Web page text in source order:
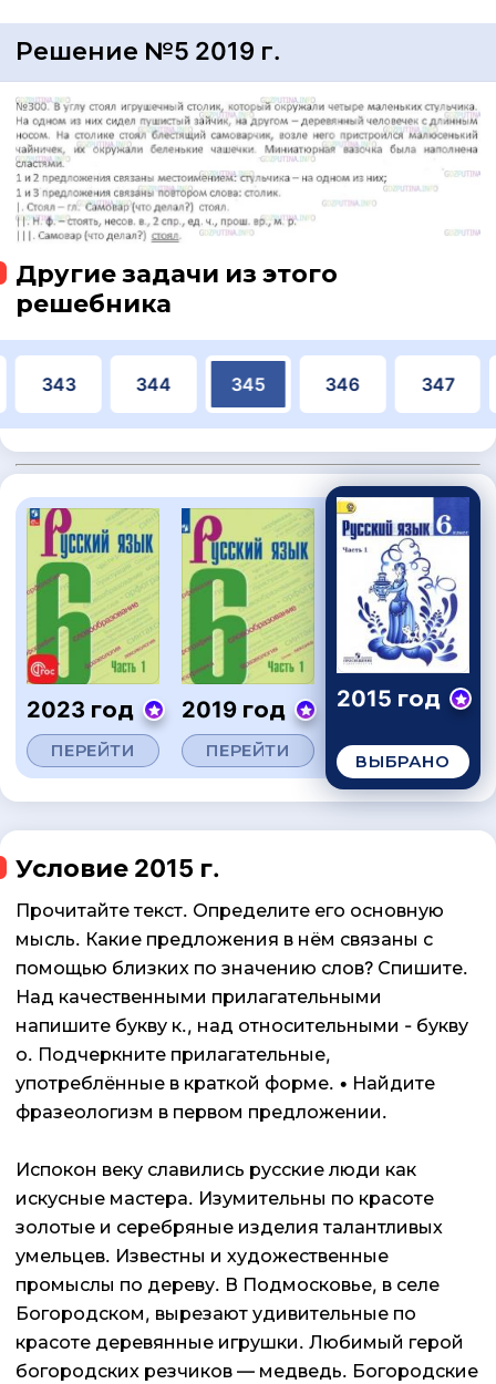
Решение №5 2019 г.
Другие задачи из этого
решебника
343 344 345 346 347
2023 год
ПЕРЕЙТИ
2019 год
ПЕРЕЙТИ
2015 год
ВЫБРАНО
Условие 2015 г.
Прочитайте текст. Определите его основную
мысль. Какие предложения в нём связаны с
помощью близких по значению слов? Спишите.
Над качественными прилагательными
напишите букву к., над относительными - букву
о. Подчеркните прилагательные,
употреблённые в краткой форме. • Найдите
фразеологизм в первом предложении.
Испокон веку славились русские люди как
искусные мастера. Изумительны по красоте
золотые и серебряные изделия талантливых
умельцев. Известны и художественные
промыслы по дереву. В Подмосковье, в селе
Богородском, вырезают удивительные по
красоте деревянные игрушки. Любимый герой
богородских резчиков — медведь. Богородские